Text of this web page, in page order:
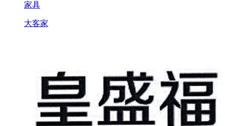
家具
大客家